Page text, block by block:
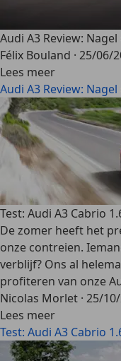
Audi A3 Review:
Félix Bouland · 25/06/
Lees meer
Audi A3 Review:
Test: Audi A3 Cabrio
De zomer heeft het
onze contreien.
verblijf? Ons al
profiteren van onze
Nicolas Morlet · 25/
Lees meer
Test: Audi A3 Cabrio